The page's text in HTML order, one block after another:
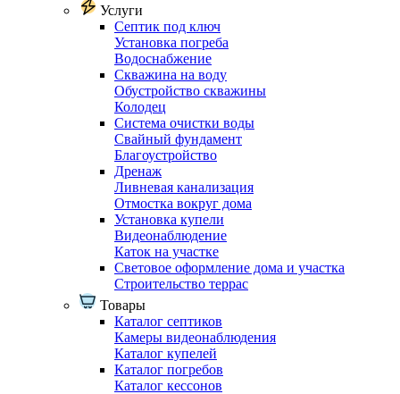
Услуги
Септик под ключ
Установка погреба
Водоснабжение
Скважина на воду
Обустройство скважины
Колодец
Система очистки воды
Свайный фундамент
Благоустройство
Дренаж
Ливневая канализация
Отмостка вокруг дома
Установка купели
Видеонаблюдение
Каток на участке
Световое оформление дома и участка
Строительство террас
Товары
Каталог септиков
Камеры видеонаблюдения
Каталог купелей
Каталог погребов
Каталог кессонов